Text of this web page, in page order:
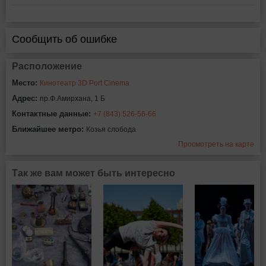
Сообщить об ошибке
Расположение
Место: Кинотеатр 3D Port Cinema
Адрес: пр.Ф.Амирхана, 1 Б
Контактные данные: +7 (843) 526-56-66
Ближайшее метро: Козья слобода
Просмотреть на карте
Так же вам может быть интересно